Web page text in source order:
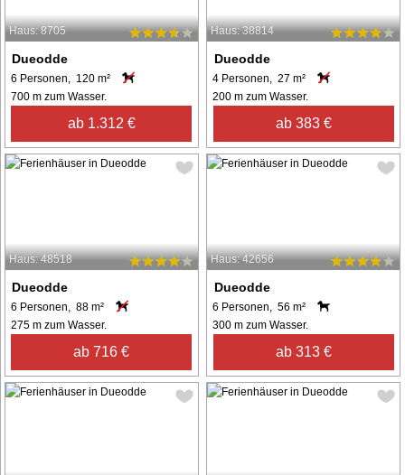
Haus: 8705
Dueodde
6 Personen, 120 m²
700 m zum Wasser.
ab 1.312 €
Haus: 38814
Dueodde
4 Personen, 27 m²
200 m zum Wasser.
ab 383 €
Haus: 48518
Dueodde
6 Personen, 88 m²
275 m zum Wasser.
ab 716 €
Haus: 42656
Dueodde
6 Personen, 56 m²
300 m zum Wasser.
ab 313 €